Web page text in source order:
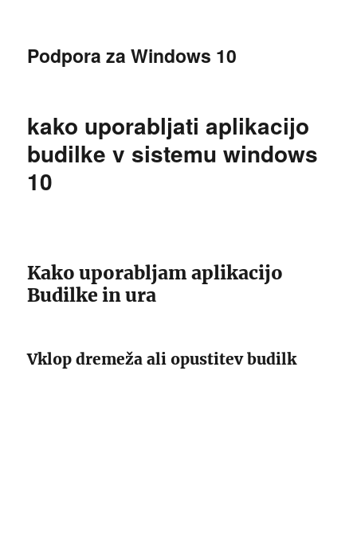
Podpora za Windows 10
kako uporabljati aplikacijo
budilke v sistemu windows
10
Kako uporabljam aplikacijo
Budilke in ura
Vklop dremeža ali opustitev budilk